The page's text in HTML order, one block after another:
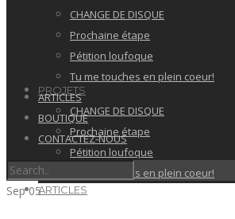
PROJETS
CHANGE DE DISQUE
Prochaine étape
Pétition loufoque
Tu me touches en plein coeur!
ARTICLES
CHANGE DE DISQUE
Prochaine étape
Pétition loufoque
Tu me touches en plein coeur!
ARTICLES
BOUTIQUE
CONTACTEZ-NOUS
Sep 05